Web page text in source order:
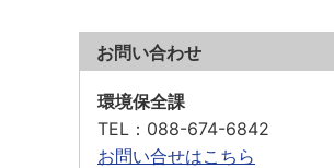
お問い合わせ
環境保全課
TEL ：088-674-6842
お問い合せはこちら